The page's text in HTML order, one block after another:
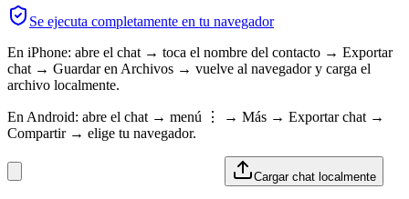
Se ejecuta completamente en tu navegador
En iPhone: abre el chat → toca el nombre del contacto → Exportar
chat → Guardar en Archivos → vuelve al navegador y carga el
archivo localmente.
En Android: abre el chat → menú ⋮ → Más → Exportar chat →
Compartir → elige tu navegador.
Cargar chat localmente